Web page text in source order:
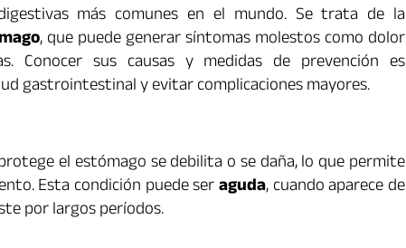
más comunes en el mundo. Se trata de la
, que puede generar síntomas molestos como dolor
Conocer sus causas y medidas de prevención es
gastrointestinal y evitar complicaciones mayores.
el estómago se debilita o se daña, lo que permite
Esta condición puede seraguda, cuando aparece de
por largos períodos.